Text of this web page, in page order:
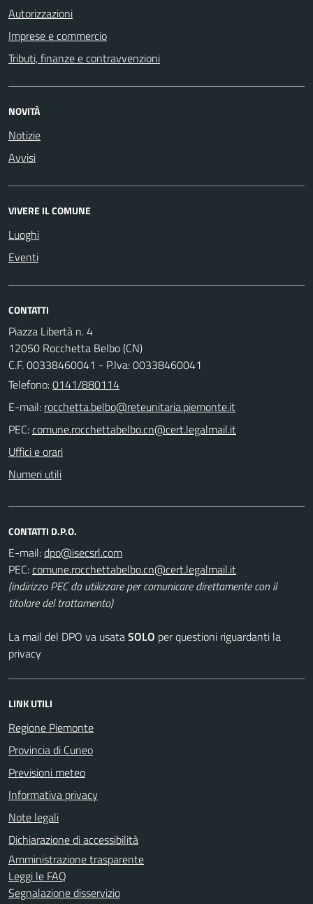
Autorizzazioni
Imprese e commercio
Tributi, finanze e contravvenzioni
NOVITÀ
Notizie
Avvisi
VIVERE IL COMUNE
Luoghi
Eventi
CONTATTI
Piazza Libertà n. 4
12050 Rocchetta Belbo (CN)
C.F. 00338460041 - P.Iva: 00338460041
Telefono:0141/880114
E-mail:
PEC:
Uffici e orari
Numeri utili
CONTATTI D.P.O.
E-mail:
PEC:
(indirizzo PEC da utilizzare per comunicare direttamente con il
titolare del trattamento)
La mail del DPO va usataSOLO per questioni riguardanti la
privacy
LINK UTILI
Regione Piemonte
Provincia di Cuneo
Previsioni meteo
Informativa privacy
Note legali
Dichiarazione di accessibilità
Amministrazione trasparente
Leggi le FAQ
Segnalazione disservizio